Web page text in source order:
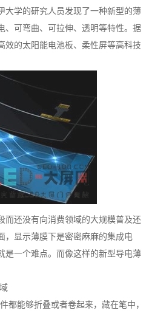
大学的研究人员发现了一种新型的薄
、可弯曲、可拉伸、透明等特性。据
效的太阳能电池板、柔性屏等高科技
而还没有向消费领域的大规模普及还
，显示薄膜下是密密麻麻的集成电
是一个难点。而像这样的新型导电薄
都能够折叠或者卷起来，藏在笔中，